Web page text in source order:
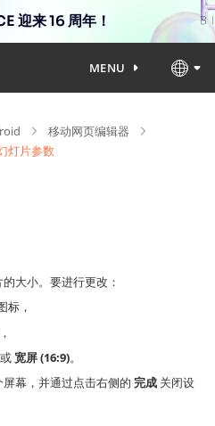
迎来 16 周年！
MENU
移动网页编辑器
灯片参数
大小。要进行更改：
标，
或 宽屏 (16:9)。
幕，并通过点击右侧的 完成 关闭设